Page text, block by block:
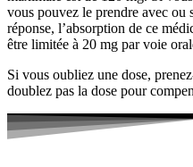
vous pouvez le prendre avec ou
réponse, l’absorption de ce
être limitée à 20 mg par voie
Si vous oubliez une dose,
doublez pas la dose pour